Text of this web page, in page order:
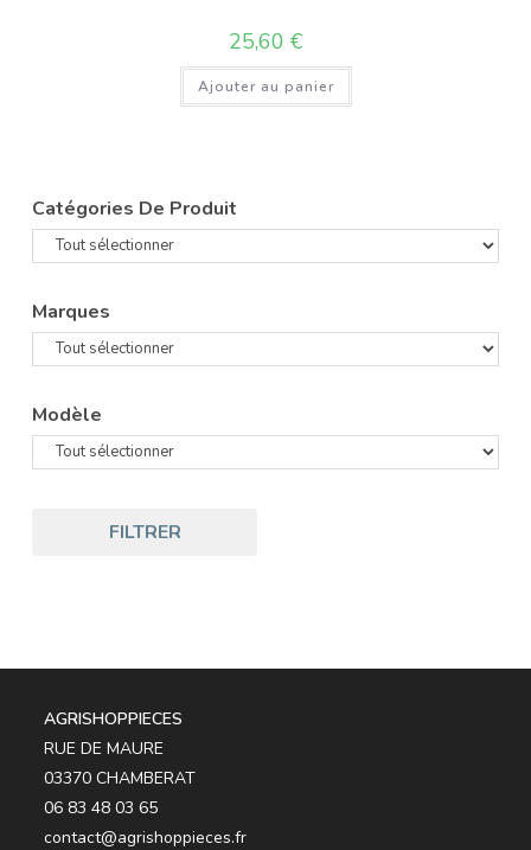
25,60 €
Ajouter au panier
Catégories De Produit
Marques
Modèle
FILTRER
AGRISHOPPIECES
RUE DE MAURE
03370 CHAMBERAT
06 83 48 03 65
contact@agrishoppieces.fr